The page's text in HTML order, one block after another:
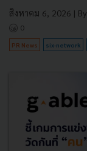
สิงหาคม 6, 2026 | By
0
PR News six-network